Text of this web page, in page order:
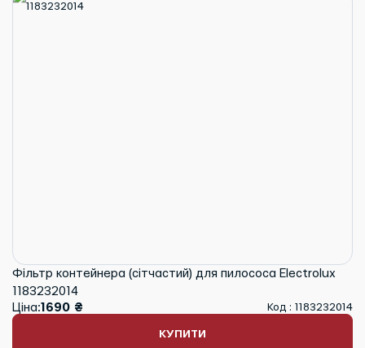
Фільтр контейнера (сітчастий) для пилососа Electrolux
1183232014
Ціна:1690 ₴ Код : 1183232014
КУПИТИ